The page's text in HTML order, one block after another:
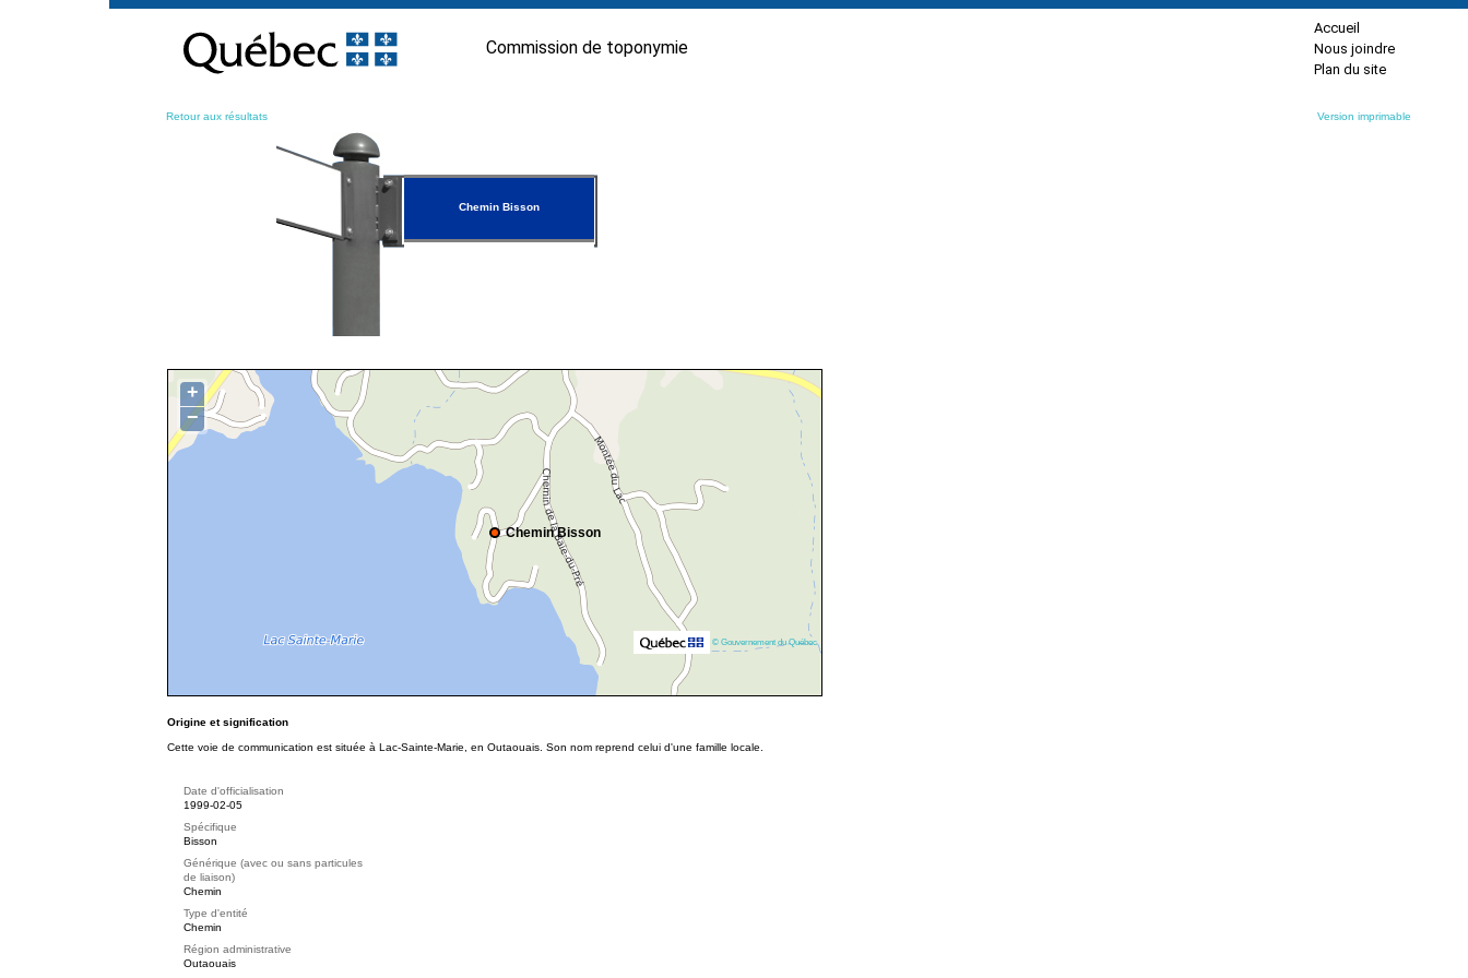
contenu
Commission de toponymie
Accueil
Nous joindre
Plan du site
Retour aux résultats Version imprimable
Chemin Bisson
Chemin Bisson
+
−
© Gouvernement du Québec
Origine et signification
Cette voie de communication est située à Lac-Sainte-Marie, en Outaouais. Son nom reprend celui d'une famille locale.
Date d'officialisation
1999-02-05
Spécifique
Bisson
Générique (avec ou sans particules
de liaison)
Chemin
Type d'entité
Chemin
Région administrative
Outaouais